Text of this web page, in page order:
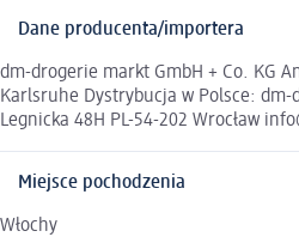
Dane producenta/importera
dm-drogerie markt GmbH + Co. KG
Karlsruhe Dystrybucja w Polsce:
Legnicka 48H PL-54-202 Wrocław
Miejsce pochodzenia
Włochy